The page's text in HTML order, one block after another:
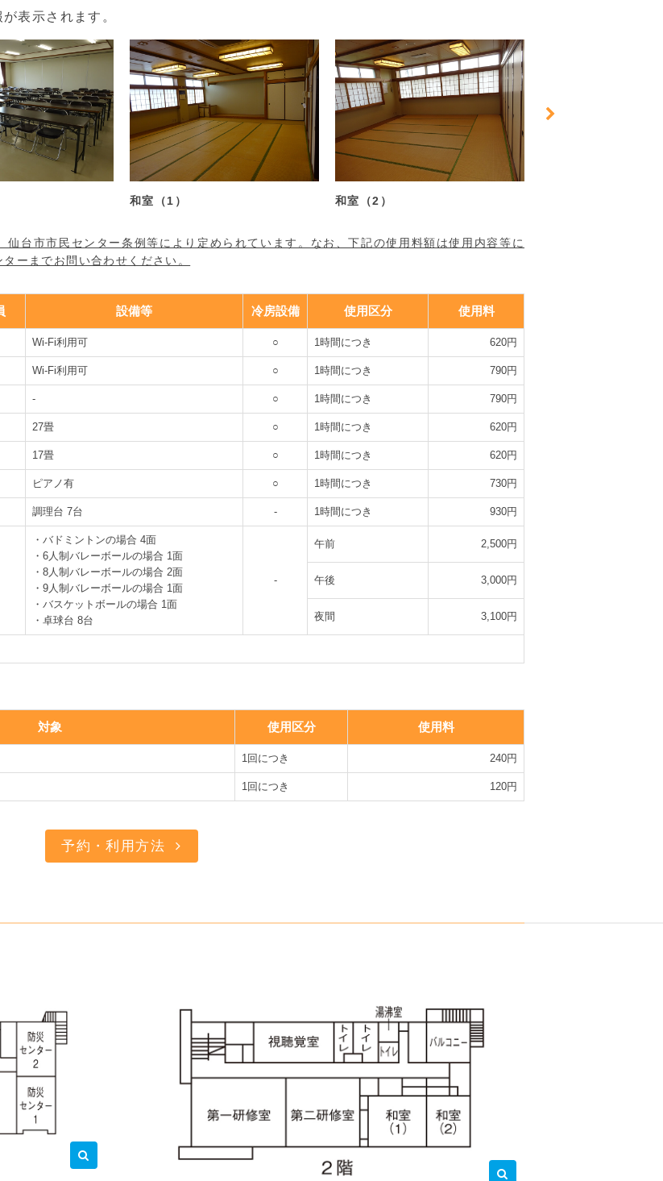
表示されます。
和室（2） 視聴覚室
台市市民センター条例等により定められています。なお、下記の使用料額は使用内容等に
ーまでお問い合わせください。
設備等 冷房設備 使用区分 使用料
Wi-Fi利用可 ○ 1時間につき 620円
Wi-Fi利用可 ○ 1時間につき 790円
- ○ 1時間につき 790円
27畳 ○ 1時間につき 620円
17畳 ○ 1時間につき 620円
ピアノ有 ○ 1時間につき 730円
調理台 7台 - 1時間につき 930円
・バドミントンの場合 4面
・6人制バレーボールの場合 1面
・8人制バレーボールの場合 2面
・9人制バレーボールの場合 1面
・バスケットボールの場合 1面
・卓球台 8台
-
午前 2,500円
午後 3,000円
夜間 3,100円
対象 使用区分 使用料
1回につき 240円
1回につき 120円
予約・利用方法